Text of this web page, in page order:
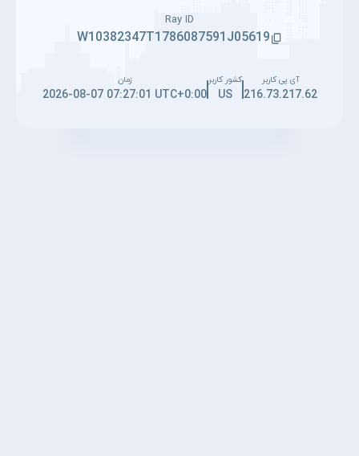
Ray ID
W10382347T1786087591J05619
آی پی کاربر
216.73.217.62
کشور کاربر
US
زمان
2026-08-07 07:27:01 UTC+0:00